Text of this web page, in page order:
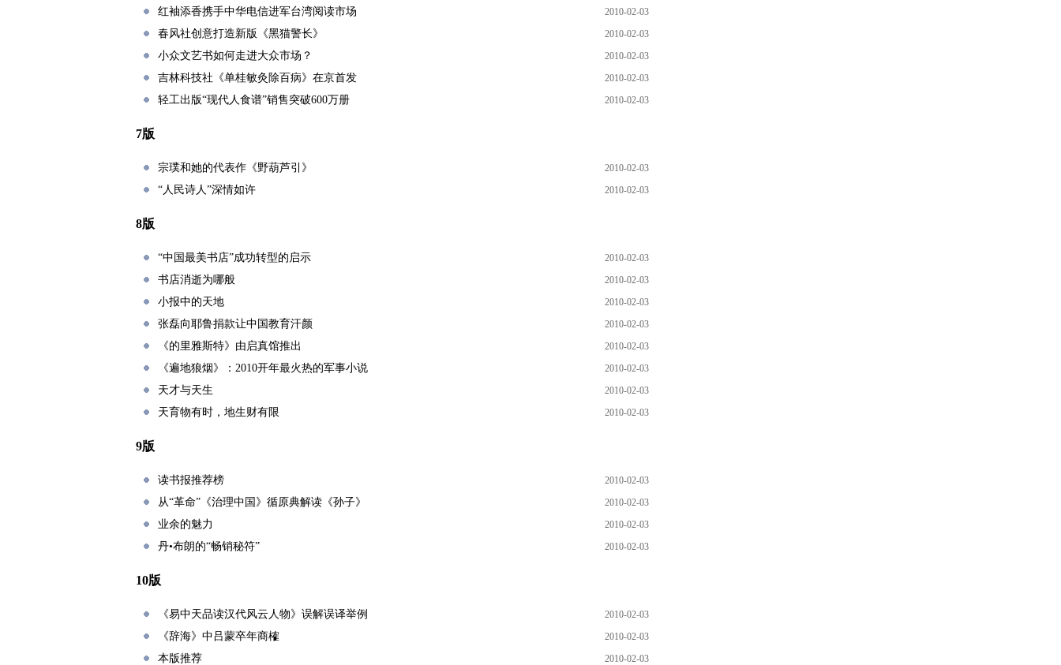
红袖添香携手中华电信进军台湾阅读市场 2010-02-03
春风社创意打造新版《黑猫警长》 2010-02-03
小众文艺书如何走进大众市场？ 2010-02-03
吉林科技社《单桂敏灸除百病》在京首发 2010-02-03
轻工出版“现代人食谱”销售突破600万册 2010-02-03
7版
宗璞和她的代表作《野葫芦引》 2010-02-03
“人民诗人”深情如许 2010-02-03
8版
“中国最美书店”成功转型的启示 2010-02-03
书店消逝为哪般 2010-02-03
小报中的天地 2010-02-03
张磊向耶鲁捐款让中国教育汗颜 2010-02-03
《的里雅斯特》由启真馆推出 2010-02-03
《遍地狼烟》：2010开年最火热的军事小说 2010-02-03
天才与天生 2010-02-03
天育物有时，地生财有限 2010-02-03
9版
读书报推荐榜 2010-02-03
从“革命”《治理中国》循原典解读《孙子》 2010-02-03
业余的魅力 2010-02-03
丹•布朗的“畅销秘符” 2010-02-03
10版
《易中天品读汉代风云人物》误解误译举例 2010-02-03
《辞海》中吕蒙卒年商榷 2010-02-03
本版推荐 2010-02-03